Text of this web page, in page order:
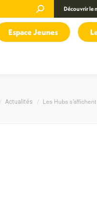
Recherche
:
Découvrir le
Espace Jeunes
ici :
Actualités Les Hubs s’affichent